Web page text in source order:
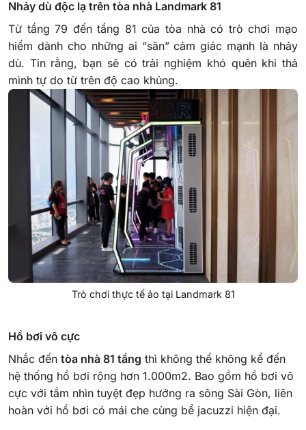
Nhảy dù độc lạ trên tòa nhà Landmark 81
Từ tầng 79 đến tầng 81 của tòa nhà có trò chơi mạo
hiểm dành cho những ai “săn” cảm giác mạnh là nhảy
dù. Tin rằng, bạn sẽ có trải nghiệm khó quên khi thả
mình tự do từ trên độ cao khủng.
Trò chơi thực tế ảo tại Landmark 81
Hồ bơi vô cực
Nhắc đến tòa nhà 81 tầng thì không thể không kể đến
hệ thống hồ bơi rộng hơn 1.000m2. Bao gồm hồ bơi vô
cực với tầm nhìn tuyệt đẹp hướng ra sông Sài Gòn, liên
hoàn với hồ bơi có mái che cùng bể jacuzzi hiện đại.